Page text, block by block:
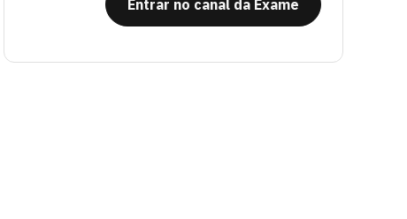
Entrar no canal da Exame